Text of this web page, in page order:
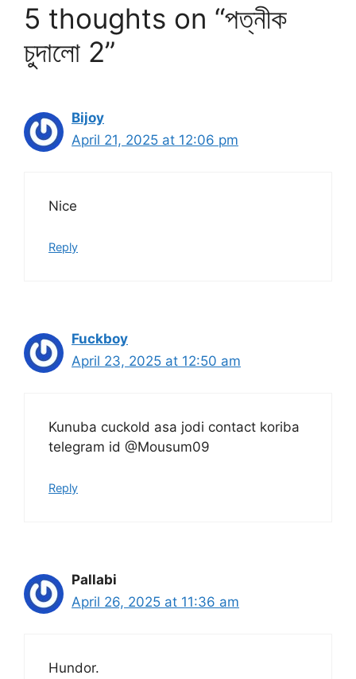
5 thoughts on “পত্নীক
চুদালো 2”
Bijoy
April 21, 2025 at 12:06 pm
Nice
Reply
Fuckboy
April 23, 2025 at 12:50 am
Kunuba cuckold asa jodi contact koriba
telegram id @Mousum09
Reply
Pallabi
April 26, 2025 at 11:36 am
Hundor.